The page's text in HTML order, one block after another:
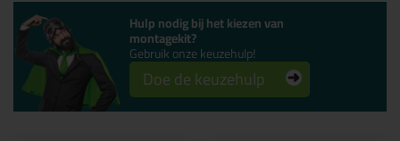
Hulp nodig bij het kiezen van
montagekit?
Gebruik onze keuzehulp!
Doe de keuzehulp